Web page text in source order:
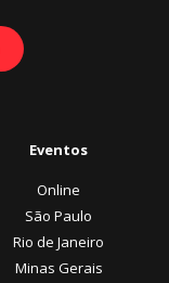
Eventos
Online
São Paulo
Rio de Janeiro
Minas Gerais